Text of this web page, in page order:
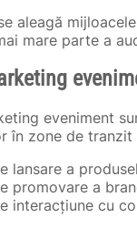
aleagă
mare parte a
eveniment
în zone de
lansare a
promovare a
interacțiune cu